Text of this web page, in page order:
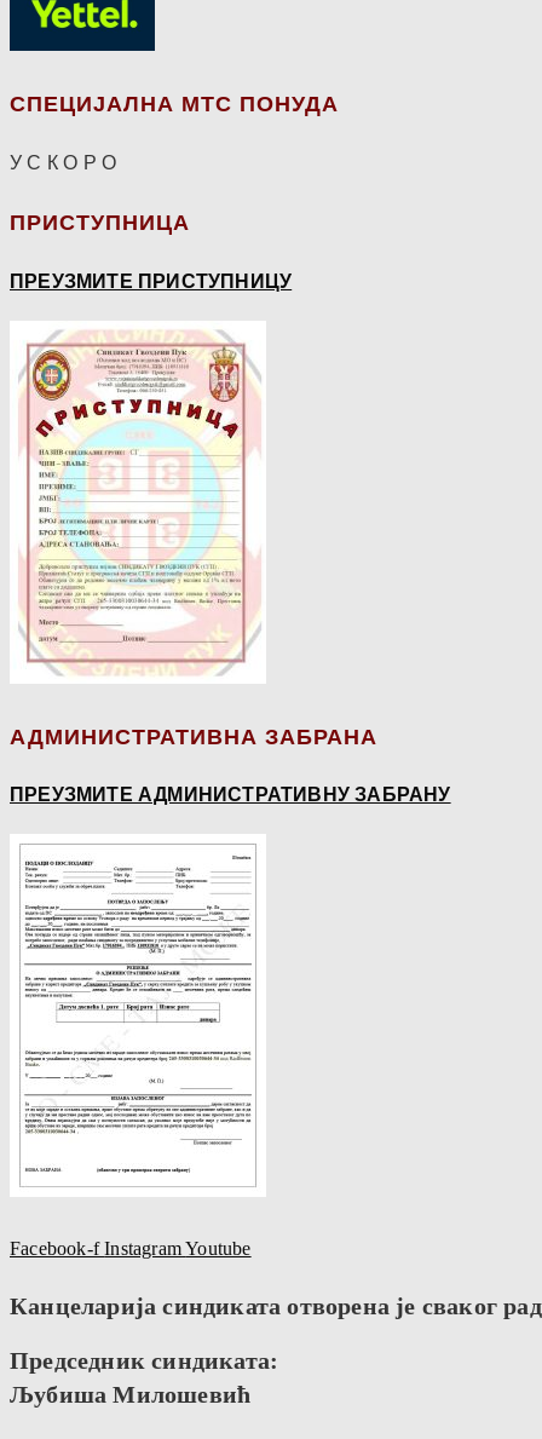
СПЕЦИЈАЛНА МТС ПОНУДА
У С К О Р О
ПРИСТУПНИЦА
ПРЕУЗМИТЕ ПРИСТУПНИЦУ
АДМИНИСТРАТИВНА ЗАБРАНА
ПРЕУЗМИТЕ АДМИНИСТРАТИВНУ ЗАБРАНУ
Facebook-f InstagramYoutube
Канцеларија синдиката отворена је сваког
Председник синдиката:
Љубиша Милошевић